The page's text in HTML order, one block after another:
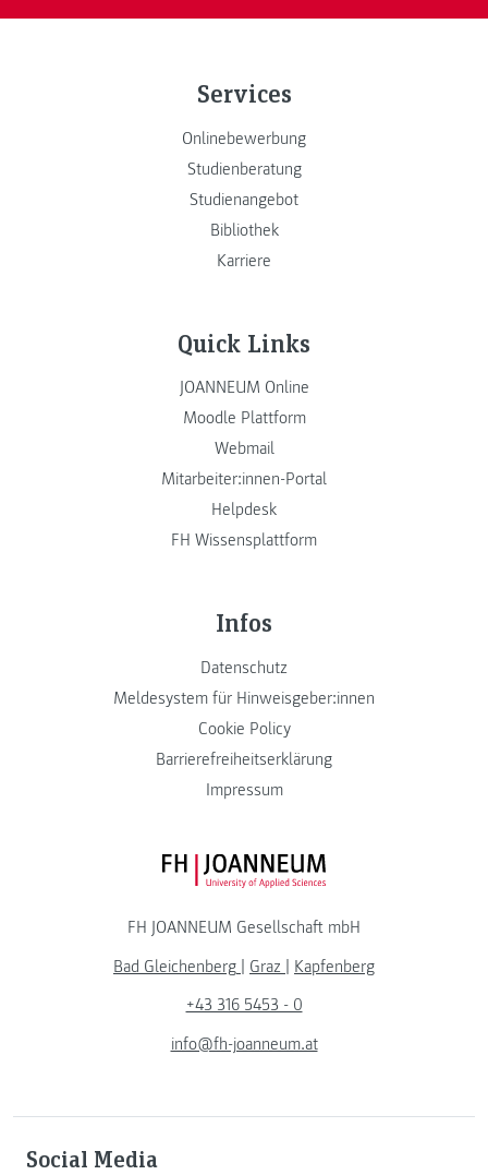
Services
Onlinebewerbung
Studienberatung
Studienangebot
Bibliothek
Karriere
Quick Links
JOANNEUM Online
Moodle Plattform
Webmail
Mitarbeiter:innen-Portal
Helpdesk
FH Wissensplattform
Infos
Datenschutz
Meldesystem für Hinweisgeber:innen
Cookie Policy
Barrierefreiheitserklärung
Impressum
FH JOANNEUM Logo
FH JOANNEUM Gesellschaft mbH
Bad Gleichenberg | Graz | Kapfenberg
+43 316 5453 - 0
info@fh-joanneum.at
Social Media